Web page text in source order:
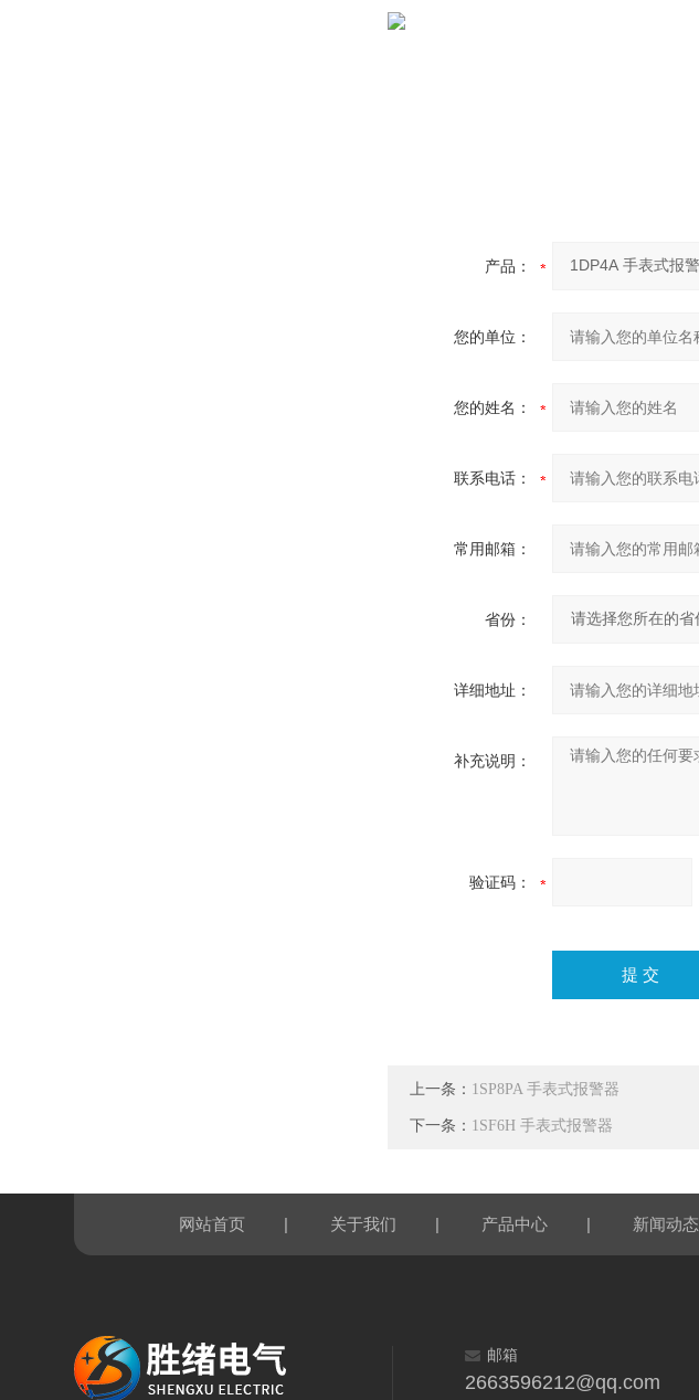
产品：
您的单位：
您的姓名：
联系电话：
常用邮箱：
省份：
详细地址：
补充说明：
验证码：
上一条： 1SP8PA 手表式报警器
下一条： 1SF6H 手表式报警器
网站首页 | 关于我们 | 产品中心 | 新闻动态
邮箱
2663596212@qq.com